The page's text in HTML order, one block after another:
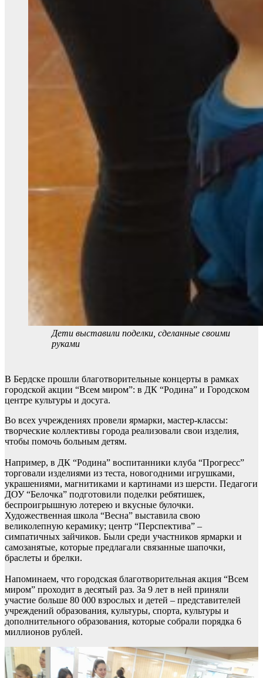
Дети выставили поделки, сделанные своими
руками
В Бердске прошли благотворительные концерты в рамках
городской акции “Всем миром”: в ДК “Родина” и Городском
центре культуры и досуга.
Во всех учреждениях провели ярмарки, мастер-классы:
творческие коллективы города реализовали свои изделия,
чтобы помочь больным детям.
Например, в ДК “Родина” воспитанники клуба “Прогресс”
торговали изделиями из теста, новогодними игрушками,
украшениями, магнитиками и картинами из шерсти. Педагоги
ДОУ “Белочка” подготовили поделки ребятишек,
беспроигрышную лотерею и вкусные булочки.
Художественная школа “Весна” выставила свою
великолепную керамику; центр “Перспектива” –
симпатичных зайчиков. Были среди участников ярмарки и
самозанятые, которые предлагали связанные шапочки,
браслеты и брелки.
Напоминаем, что городская благотворительная акция “Всем
миром” проходит в десятый раз. За 9 лет в ней приняли
участие больше 80 000 взрослых и детей – представителей
учреждений образования, культуры, спорта, культуры и
дополнительного образования, которые собрали порядка 6
миллионов рублей.